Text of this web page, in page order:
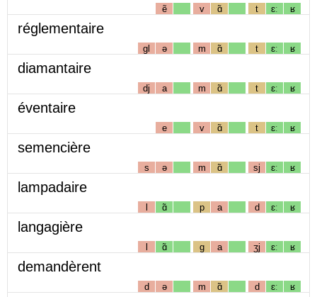
ẽ v ɑ̃ t ɛː ʁ
réglementaire
gl ə m ɑ̃ t ɛː ʁ
diamantaire
dj a m ɑ̃ t ɛː ʁ
éventaire
e v ɑ̃ t ɛː ʁ
semencière
s ə m ɑ̃ sj ɛː ʁ
lampadaire
l ɑ̃ p a d ɛː ʁ
langagière
l ɑ̃ g a ʒj ɛː ʁ
demandèrent
d ə m ɑ̃ d ɛː ʁ